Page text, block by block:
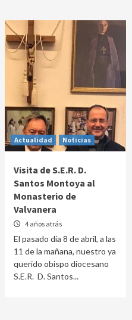
Actualidad Noticias
Visita de S.E.R. D.
Santos Montoya al
Monasterio de
Valvanera
4 años atrás
El pasado día 8 de abril, a las
11 de la mañana, nuestro ya
querido obispo diocesano
S.E.R. D. Santos...